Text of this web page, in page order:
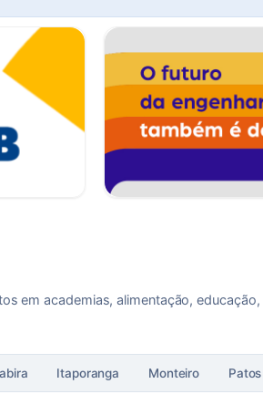
em academias, alimentação, educação,
Itaporanga Monteiro Patos